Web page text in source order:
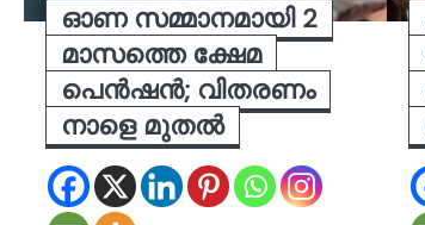
ഓണ സമ്മാനമായി 2
മാസത്തെ ക്ഷേമ
പെൻഷൻ; വിതരണം
നാളെ മുതൽ